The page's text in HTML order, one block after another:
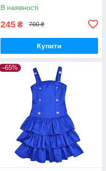
В наявності
245 ₴ 700 ₴
Купити
–65%